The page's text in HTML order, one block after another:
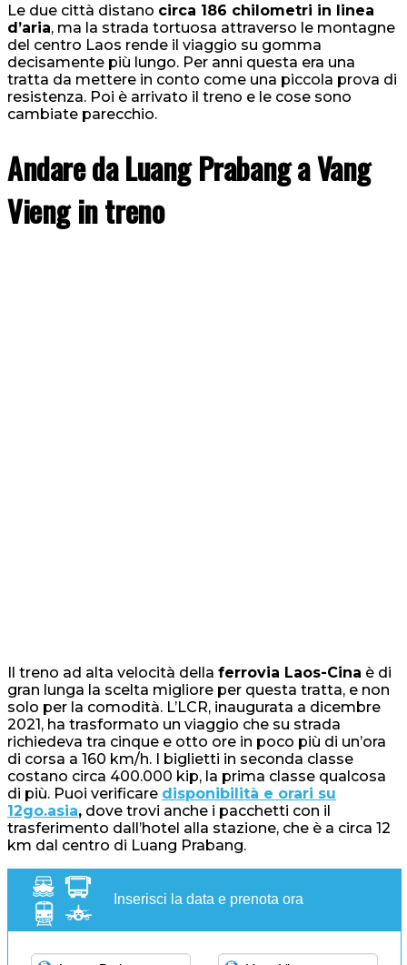
Le due città distano circa 186 chilometri in linea
d’aria, ma la strada tortuosa attraverso le montagne
del centro Laos rende il viaggio su gomma
decisamente più lungo. Per anni questa era una
tratta da mettere in conto come una piccola prova di
resistenza. Poi è arrivato il treno e le cose sono
cambiate parecchio.
Andare da Luang Prabang a Vang
Vieng in treno
Il treno ad alta velocità della ferrovia Laos-Cina è di
gran lunga la scelta migliore per questa tratta, e non
solo per la comodità. L’LCR, inaugurata a dicembre
2021, ha trasformato un viaggio che su strada
richiedeva tra cinque e otto ore in poco più di un’ora
di corsa a 160 km/h. I biglietti in seconda classe
costano circa 400.000 kip, la prima classe qualcosa
di più. Puoi verificare disponibilità e orari su
12go.asia, dove trovi anche i pacchetti con il
trasferimento dall’hotel alla stazione, che è a circa 12
km dal centro di Luang Prabang.
Inserisci la data e prenota ora